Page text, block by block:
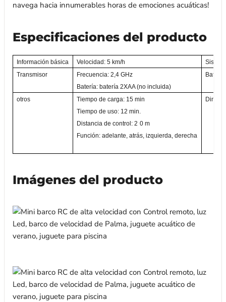
navega hacia innumerables horas de emociones acuáticas!
Especificaciones del producto
Información básica Velocidad: 5 km/h
Transmisor
Frecuencia: 2,4 GHz
Batería: batería 2XAA (no incluida)
otros
Tiempo de carga: 15 min
Tiempo de uso: 12 min.
Distancia de control: 2 0 m
Función: adelante, atrás, izquierda, derecha
Imágenes del producto